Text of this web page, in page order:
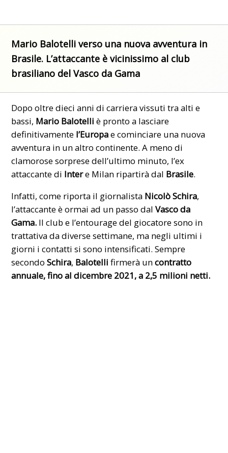
Mario Balotelli verso una nuova avventura in
Brasile. L’attaccante è vicinissimo al club
brasiliano del Vasco da Gama
Dopo oltre dieci anni di carriera vissuti tra alti e
bassi, Mario Balotelliè pronto a lasciare
definitivamente l’Europae cominciare una nuova
avventura in un altro continente. A meno di
clamorose sorprese dell’ultimo minuto, l’ex
attaccante di Intere Milan ripartirà dal Brasile.
Infatti, come riporta il giornalista Nicolò Schira,
l’attaccante è ormai ad un passo dalVasco da
Gama. Il club e l’entourage del giocatore sono in
trattativa da diverse settimane, ma negli ultimi i
giorni i contatti si sono intensificati. Sempre
secondoSchira, Balotelli firmerà uncontratto
annuale, fino al dicembre 2021, a 2,5 milioni netti.